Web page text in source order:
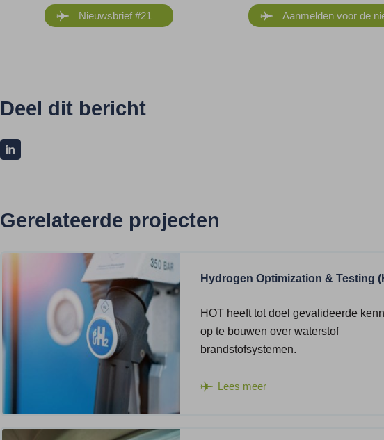
Nieuwsbrief #21 Aanmelden voor de
Deel dit bericht
Gerelateerde projecten
Hydrogen Optimization & Testing
HOT heeft tot doel gevalideerde
op te bouwen over waterstof
brandstofsystemen.
Lees meer